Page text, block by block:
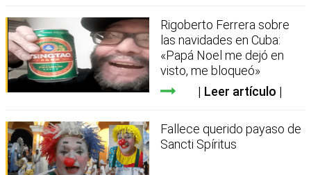
Rigoberto Ferrera sobre
las navidades en Cuba:
«Papá Noel me dejó en
visto, me bloqueó»
Leer artículo
Fallece querido payaso de
Sancti Spíritus